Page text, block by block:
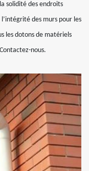
solidité des endroits
des murs pour les
les dotons de matériels
nous.